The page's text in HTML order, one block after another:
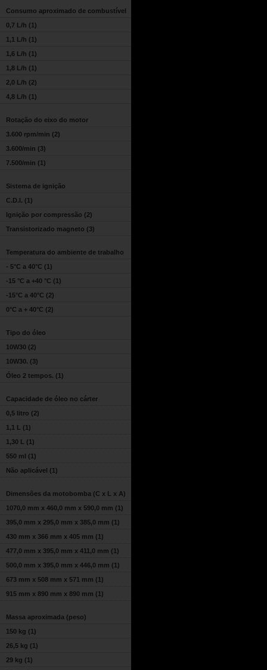
Consumo aproximado de combustível
0,7 L/h (1)
1,1 L/h (1)
1,6 L/h (1)
1,8 L/h (1)
2,0 L/h (2)
4,8 L/h (1)
Rotação do eixo do motor
3.600 rpm/min (2)
3.600/min (3)
7.500/min (1)
Sistema de ignição
C.D.I. (1)
Ignição por compressão (2)
Transistorizado magneto (3)
Temperatura do ambiente de trabalho
- 5°C a 40°C (1)
-15 °C a +40 °C (1)
-15°C a 40°C (2)
0°C a + 40°C (2)
Tipo do óleo
10W30 (2)
10W30. (3)
Óleo 2 tempos. (1)
Capacidade de óleo no cárter
0,5 litro (2)
1,1 L
(1)
1,30 L
(1)
550 ml (1)
Não aplicável (1)
Dimensões da motobomba (C x L x A)
1070,0 mm x 460,0 mm x 590,0 mm (1)
395,0 mm x 295,0 mm x 385,0 mm (1)
430 mm x 366 mm x 405 mm (1)
477,0 mm x 395,0 mm x 411,0 mm (1)
500,0 mm x 395,0 mm x 446,0 mm (1)
673 mm x 508 mm x 571 mm (1)
915 mm x 890 mm x 890 mm (1)
Massa aproximada (peso)
150 kg (1)
26,5 kg (1)
29 kg (1)